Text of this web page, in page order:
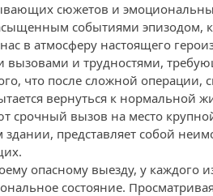
сюжетов и
событиями эпизодом,
в атмосферу настоящего
вызовами и трудностями,
что после сложной операции,
вернуться к нормальной
срочный вызов на место
представляет собой
опасному выезду, у
состояние.